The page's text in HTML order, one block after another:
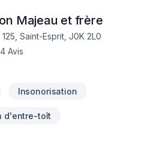
déplaçons gratuitement pour
de travaux. N'hésitez pas à
le meilleur service possible!
Majeau et frère
Saint-Esprit, J0K 2L0
Avis
Insonorisation
d'entre-toît